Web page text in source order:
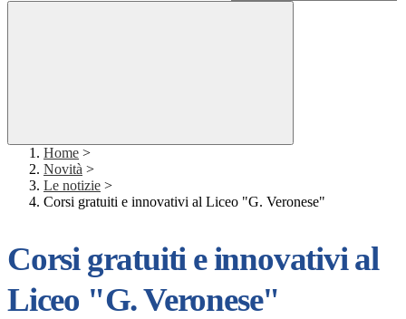
Home >
Novità >
Le notizie >
Corsi gratuiti e innovativi al Liceo "G. Veronese"
Corsi gratuiti e innovativi al
Liceo "G. Veronese"